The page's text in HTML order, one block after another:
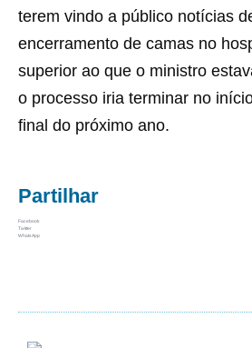
terem vindo a público notícias
encerramento de camas no
superior ao que o ministro
o processo iria terminar no
final do próximo ano.
Partilhar
Facebook
Twitter
WhatsApp